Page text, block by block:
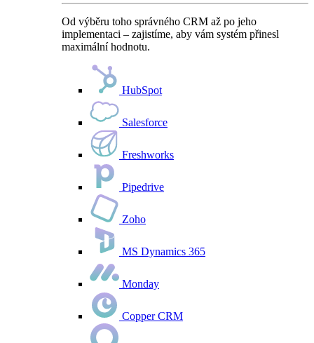
Od výběru toho správného CRM až po jeho
implementaci – zajistíme, aby vám systém přinesl
maximální hodnotu.
HubSpot
Salesforce
Freshworks
Pipedrive
Zoho
MS Dynamics 365
Monday
Copper CRM